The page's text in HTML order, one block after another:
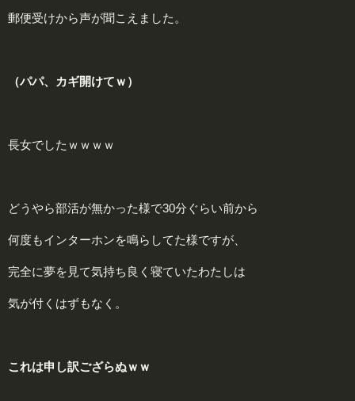
郵便受けから声が聞こえました。
（パパ、カギ開けてｗ）
長女でしたｗｗｗｗ
どうやら部活が無かった様で30分ぐらい前から
何度もインターホンを鳴らしてた様ですが、
完全に夢を見て気持ち良く寝ていたわたしは
気が付くはずもなく。
これは申し訳ござらぬｗｗ